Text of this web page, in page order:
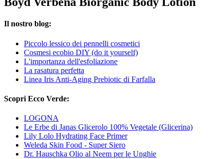
Il nostro blog:
Piccolo lessico dei pennelli cosmetici
Cosmesi ecobio DIY (do it yourself)
L'importanza dell'esfoliazione
La rasatura perfetta
Linea Iris Anti-Aging Prebiotic di Farfalla
Scopri Ecco Verde:
LOGONA
Le Erbe di Janas Glicerolo 100% Vegetale (Glicerina)
Lily Lolo Hydrating Face Primer
Weleda Skin Food - Super Siero
Dr. Hauschka Olio al Neem per le Unghie